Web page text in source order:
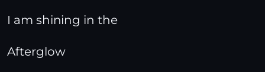
I am shining in the
Afterglow